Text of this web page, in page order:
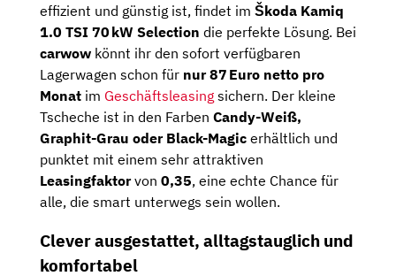
effizient und günstig ist, findet im Škoda Kamiq
1.0 TSI 70 kW Selection die perfekte Lösung. Bei
carwow könnt ihr den sofort verfügbaren
Lagerwagen schon für nur 87 Euro netto pro
Monat im Geschäftsleasing sichern. Der kleine
Tscheche ist in den Farben Candy-Weiß,
Graphit-Grau oder Black-Magic erhältlich und
punktet mit einem sehr attraktiven
Leasingfaktorvon 0,35, eine echte Chance für
alle, die smart unterwegs sein wollen.
Clever ausgestattet, alltagstauglich und
komfortabel